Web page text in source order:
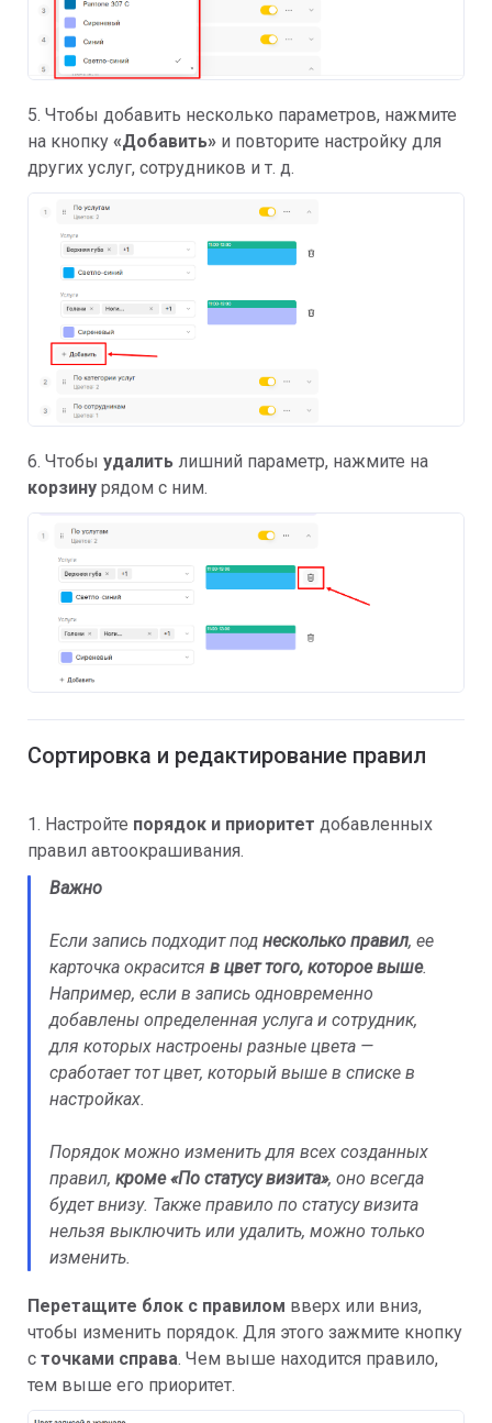
5. Чтобы добавить несколько параметров, нажмите
на кнопку «Добавить» и повторите настройку для
других услуг, сотрудников и т. д.
6. Чтобы удалить лишний параметр, нажмите на
корзину рядом с ним.
Сортировка и редактирование правил
1. Настройте порядок и приоритет добавленных
правил автоокрашивания.
Важно
Если запись подходит под несколько правил, ее
карточка окрасится в цвет того, которое выше.
Например, если в запись одновременно
добавлены определенная услуга и сотрудник,
для которых настроены разные цвета —
сработает тот цвет, который выше в списке в
настройках.
Порядок можно изменить для всех созданных
правил, кроме «По статусу визита», оно всегда
будет внизу. Также правило по статусу визита
нельзя выключить или удалить, можно только
изменить.
Перетащите блок с правилом вверх или вниз,
чтобы изменить порядок. Для этого зажмите кнопку
с точками справа. Чем выше находится правило,
тем выше его приоритет.